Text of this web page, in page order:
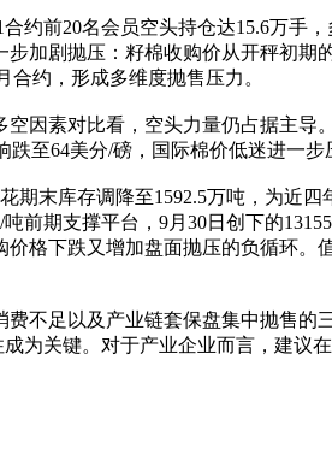
约前20名会员空头持仓达15.6万
加剧抛压：籽棉收购价从开秤初
合约，形成多维度抛售压力。
空因素对比看，空头力量仍占据主
至64美分/磅，国际棉价低迷进一步
期末库存调降至1592.5万吨，为近
前期支撑平台，9月30日创下的
格下跌又增加盘面抛压的负循环
不足以及产业链套保盘集中抛售的
为关键。对于产业企业而言，建议